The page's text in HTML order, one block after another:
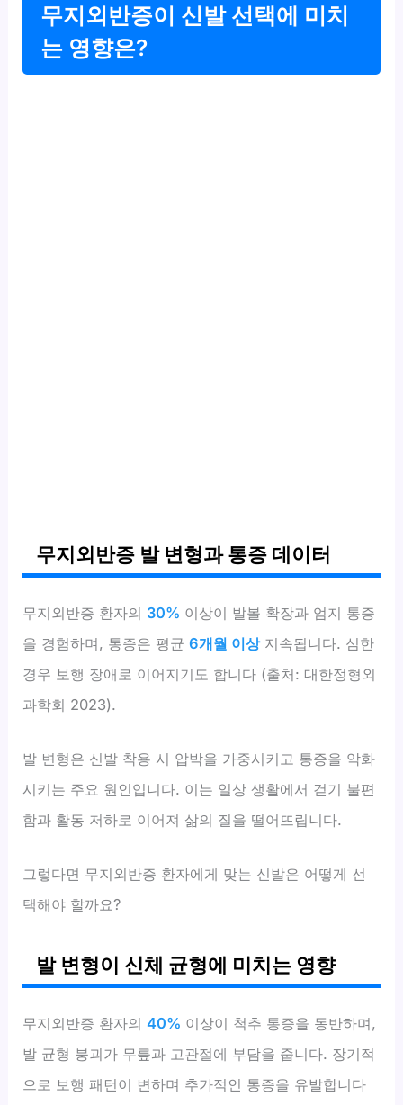
무지외반증이 신발 선택에 미치
는 영향은?
무지외반증 발 변형과 통증 데이터
무지외반증 환자의 30% 이상이 발볼 확장과 엄지 통증
을 경험하며, 통증은 평균6개월 이상지속됩니다. 심한
경우 보행 장애로 이어지기도 합니다 (출처: 대한정형외
과학회 2023).
발 변형은 신발 착용 시 압박을 가중시키고 통증을 악화
시키는 주요 원인입니다. 이는 일상 생활에서 걷기 불편
함과 활동 저하로 이어져 삶의 질을 떨어뜨립니다.
그렇다면 무지외반증 환자에게 맞는 신발은 어떻게 선
택해야 할까요?
발 변형이 신체 균형에 미치는 영향
무지외반증 환자의40% 이상이 척추 통증을 동반하며,
발 균형 붕괴가 무릎과 고관절에 부담을 줍니다. 장기적
으로 보행 패턴이 변하며 추가적인 통증을 유발합니다